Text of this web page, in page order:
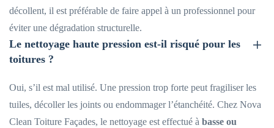
décollent, il est préférable de faire appel à un professionnel pour
éviter une dégradation structurelle.
Le nettoyage haute pression est-il risqué pour les
toitures ?
Oui, s’il est mal utilisé. Une pression trop forte peut fragiliser les
tuiles, décoller les joints ou endommager l’étanchéité. Chez Nova
Clean Toiture Façades, le nettoyage est effectué à basse ou